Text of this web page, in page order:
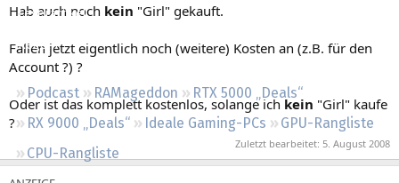
Leserartikel
Regeln
Podcast RAMageddon
RTX 5000 „Deals“
RX 9000 „Deals“
Ideale Gaming-PCs
GPU-Rangliste
CPU-Rangliste
Hab auch noch kein "Girl" gekauft.
Fallen jetzt eigentlich noch (weitere) Kosten an (z.B. für den
Account ?) ?
Oder ist das komplett kostenlos, solange ichkein "Girl" kaufe
?
Zuletzt bearbeitet: 5. August 2008